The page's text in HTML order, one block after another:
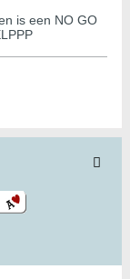
is een NO GO